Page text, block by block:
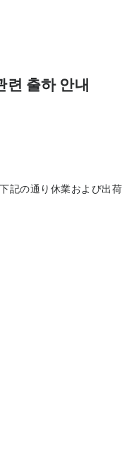
련 출하 안내
記の通り休業および出